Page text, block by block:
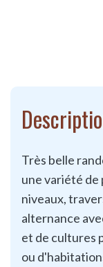
Très belle
une variété de
niveaux,
alternance
et de cultures
ou